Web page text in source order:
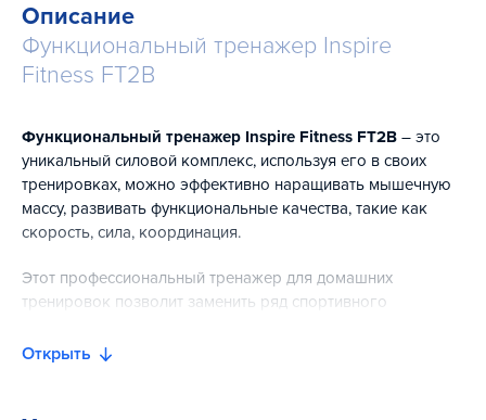
Описание
Функциональный тренажер Inspire
Fitness FT2B
Функциональный тренажер Inspire Fitness FT2B – это
уникальный силовой комплекс, используя его в своих
тренировках, можно эффективно наращивать мышечную
массу, развивать функциональные качества, такие как
скорость, сила, координация.
Этот профессиональный тренажер для домашних
тренировок позволит заменить ряд спортивного
при этом, не теряя в функциональности.
Открыть